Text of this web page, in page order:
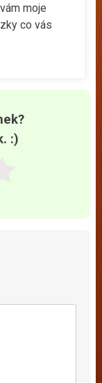
moje
co vás
:)